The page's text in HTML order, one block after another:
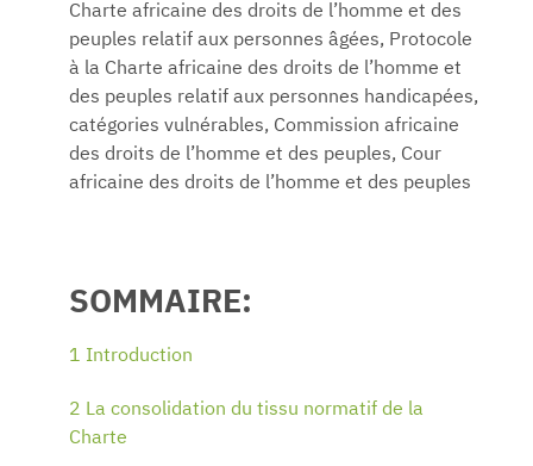
Charte africaine des droits de l’homme et des
peuples relatif aux personnes âgées, Protocole
à la Charte africaine des droits de l’homme et
des peuples relatif aux personnes handicapées,
catégories vulnérables, Commission africaine
des droits de l’homme et des peuples, Cour
africaine des droits de l’homme et des peuples
SOMMAIRE:
1 Introduction
2 La consolidation du tissu normatif de la
Charte